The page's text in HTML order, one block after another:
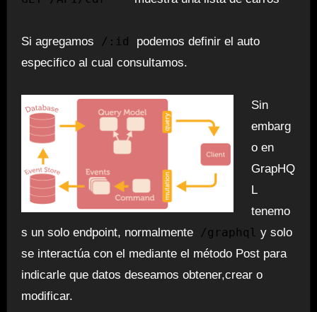
Si agregamos /:id podemos definir el auto
especifico al cual consultamos.
Sin
embarg
o en
GrapHQ
L
tenemo
s un solo endpoint, normalmente
/graphql y solo
se interactúa con el mediante el método Post para
indicarle que datos deseamos obtener,crear o
modificar.